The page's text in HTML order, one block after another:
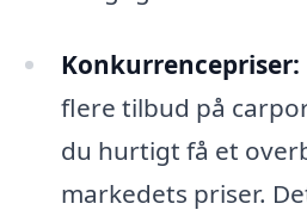
Konkurrencepriser:
flere tilbud på
du hurtigt få et
markedets priser.